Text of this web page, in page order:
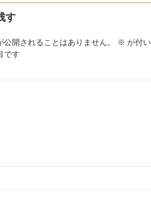
す
公開されることはありません。 ※ が付
です